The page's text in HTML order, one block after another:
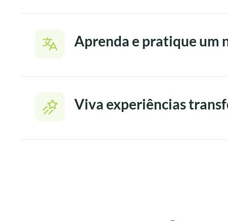
Aprenda e pratique um
Viva experiências